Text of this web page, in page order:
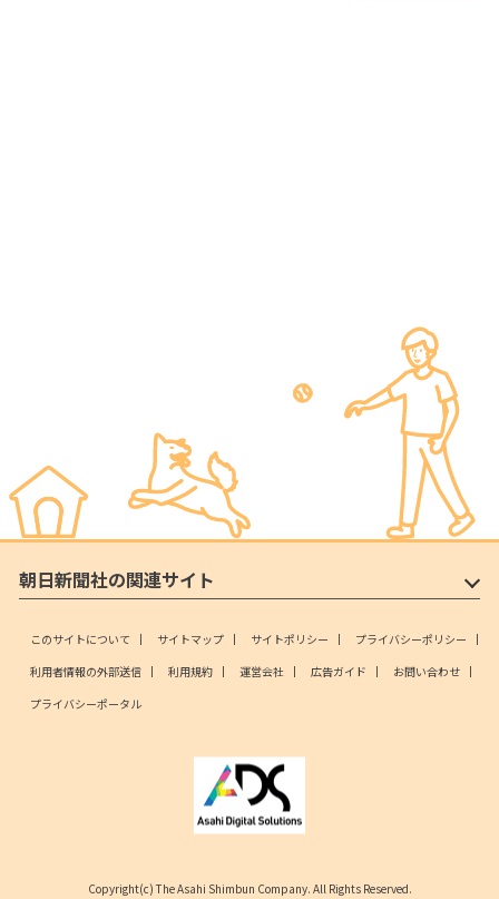
朝日新聞社の関連サイト
このサイトについて サイトマップ サイトポリシー
プライバシーポリシー
利用者情報の外部送信
利用規約 運営会社 広告ガイド
お問い合わせ
プライバシーポータル
Copyright(c) The Asahi Shimbun Company. All Rights Reserved.